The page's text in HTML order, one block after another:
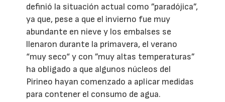
definió la situación actual como ”paradójica”,
ya que, pese a que el invierno fue muy
abundante en nieve y los embalses se
llenaron durante la primavera, el verano
“muy seco“ y con ”muy altas temperaturas”
ha obligado a que algunos núcleos del
Pirineo hayan comenzado a aplicar medidas
para contener el consumo de agua.